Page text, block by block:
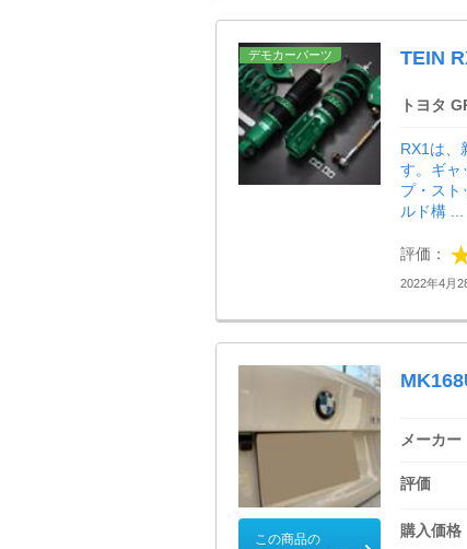
デモカーパーツ TEIN
トヨタ
RX1は、
す。ギャ
プ・スト
ルド構 ...
評価：
2022年4月
この商品の
メーカー
評価
購入価格